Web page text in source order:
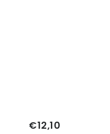
€12,10